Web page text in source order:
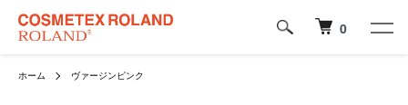
0
ホーム ヴァージンピンク